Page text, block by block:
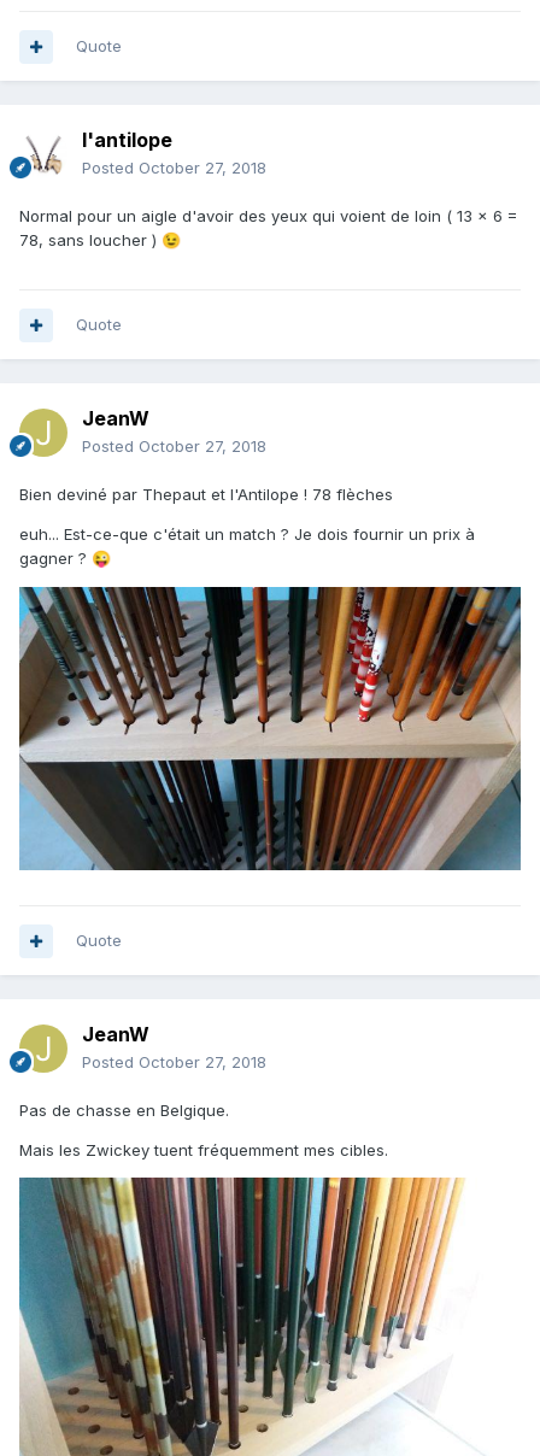
Quote
l'antilope
Posted October 27, 2018
Normal pour un aigle d'avoir des yeux qui voient de loin ( 13 x 6 =
78, sans loucher ) 😉
Quote
JeanW
Posted October 27, 2018
Bien deviné par Thepaut et l'Antilope ! 78 flèches
euh... Est-ce-que c'était un match ? Je dois fournir un prix à
gagner ? 😜
Quote
JeanW
Posted October 27, 2018
Pas de chasse en Belgique.
Mais les Zwickey tuent fréquemment mes cibles.